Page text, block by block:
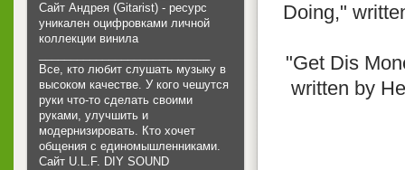
Doing,"
"Get Dis
written by
Сайт Андрея (Gitarist) - ресурс
уникален оцифровками личной
коллекции винила
Все, кто любит слушать музыку в
высоком качестве. У кого чешутся
руки что-то сделать своими
руками, улучшить и
модернизировать. Кто хочет
общения с единомышленниками.
Cайт U.L.F. DIY SOUND